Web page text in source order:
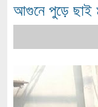
আগুনে পুড়ে ছাই